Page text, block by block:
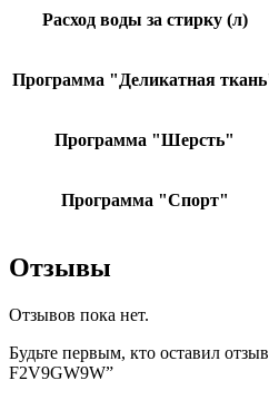
Расход воды за стирку (л)
Программа "Деликатная
Программа "Шерсть"
Программа "Спорт"
Отзывы
Отзывов пока нет.
Будьте первым, кто оставил
F2V9GW9W”